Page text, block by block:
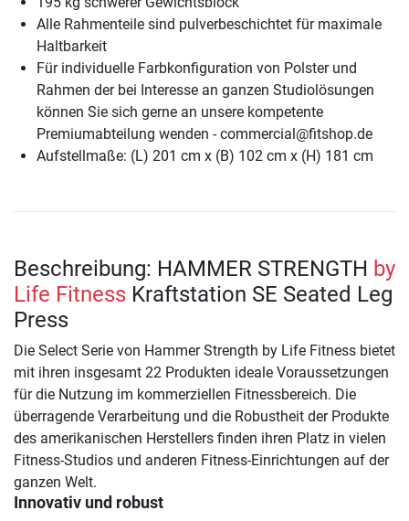
Alle Rahmenteile sind pulverbeschichtet für maximale
Haltbarkeit
Für individuelle Farbkonfiguration von Polster und
Rahmen der bei Interesse an ganzen Studiolösungen
können Sie sich gerne an unsere kompetente
Premiumabteilung wenden - commercial@fitshop.de
Aufstellmaße: (L) 201 cm x (B) 102 cm x (H) 181 cm
Beschreibung: HAMMER STRENGTH by
Life Fitness Kraftstation SE Seated Leg
Press
Die Select Serie von Hammer Strength by Life Fitness bietet
mit ihren insgesamt 22 Produkten ideale Voraussetzungen
für die Nutzung im kommerziellen Fitnessbereich. Die
überragende Verarbeitung und die Robustheit der Produkte
des amerikanischen Herstellers finden ihren Platz in vielen
Fitness-Studios und anderen Fitness-Einrichtungen auf der
ganzen Welt.
Innovativ und robust